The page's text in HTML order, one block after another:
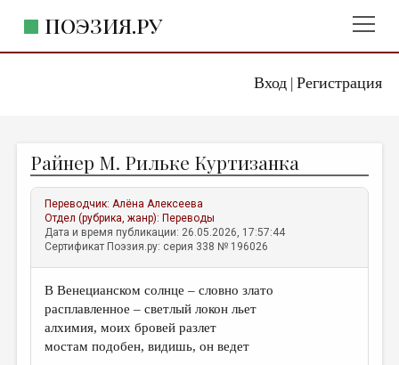
Вход| Регистрация
ПОЭЗИЯ.РУ
ЖАНРЫ
АВТОРЫ
КОММЕНТАРИИ
ЛИТСАЛОН
НОВОСТИ
ПРАВИЛА САЙТА
Райнер М. Рильке Куртизанка
Переводчик:Алёна Алексеева
Отдел (рубрика, жанр): Переводы
Дата и время публикации: 26.05.2026, 17:57:44
Сертификат Поэзия.ру: серия 338 № 196026
В Венецианском солнце – словно злато
расплавленное – светлый локон льет
алхимия, моих бровей разлет
мостам подобен, видишь, он ведет